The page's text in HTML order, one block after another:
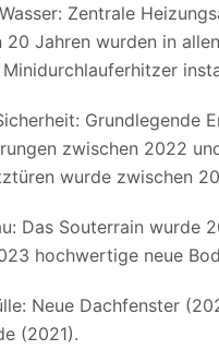
Zentrale
Jahren wurden in
Grundlegende
zwischen 2022
wurde zwischen
Das Souterrain wurde
hochwertige neue
Neue Dachfenster
(2021).